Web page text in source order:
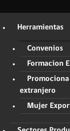
Herramientas
Convenios
Formacion
extranjero
Mujer